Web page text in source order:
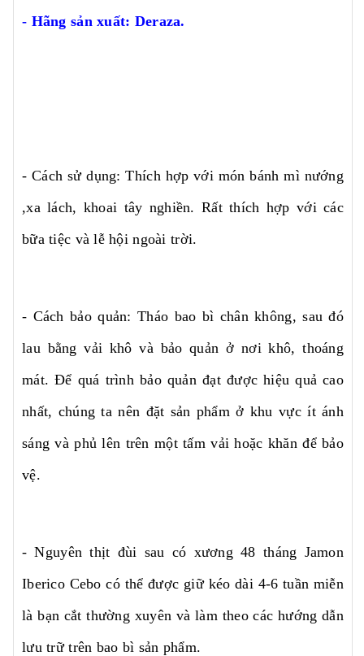
- Hãng sản xuất: Deraza.
- Cách sử dụng: Thích hợp với món bánh mì nướng
,xa lách, khoai tây nghiền. Rất thích hợp với các
bữa tiệc và lễ hội ngoài trời.
- Cách bảo quản: Tháo bao bì chân không, sau đó
lau bằng vải khô và bảo quản ở nơi khô, thoáng
mát. Để quá trình bảo quản đạt được hiệu quả cao
nhất, chúng ta nên đặt sản phẩm ở khu vực ít ánh
sáng và phủ lên trên một tấm vải hoặc khăn để bảo
vệ.
- Nguyên thịt đùi sau có xương 48 tháng Jamon
Iberico Cebo có thể được giữ kéo dài 4-6 tuần miễn
là bạn cắt thường xuyên và làm theo các hướng dẫn
lưu trữ trên bao bì sản phẩm.